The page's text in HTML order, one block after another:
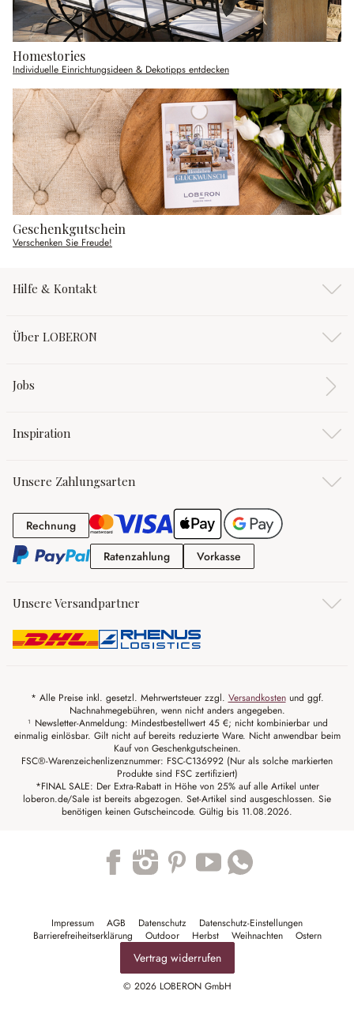
Homestories
Individuelle Einrichtungsideen & Dekotipps entdecken
Geschenkgutschein
Verschenken Sie Freude!
Hilfe & Kontakt
Über LOBERON
Jobs
Inspiration
Unsere Zahlungsarten
RechnungRechnung
RatenzahlungRatenzahlung
Vorkasse
Unsere Versandpartner
* Alle Preise inkl. gesetzl. Mehrwertsteuer zzgl. Versandkostenund ggf.
Nachnahmegebühren, wenn nicht anders angegeben.
¹ Newsletter-Anmeldung: Mindestbestellwert 45 €; nicht kombinierbar und
einmalig einlösbar. Gilt nicht auf bereits reduzierte Ware. Nicht anwendbar beim
Kauf von Geschenkgutscheinen.
FSC®-Warenzeichenlizenznummer: FSC-C136992 (Nur als solche markierten
Produkte sind FSC zertifiziert)
*FINAL SALE: Der Extra-Rabatt in Höhe von 25% auf alle Artikel unter
loberon.de/Sale ist bereits abgezogen. Set-Artikel sind ausgeschlossen. Sie
benötigen keinen Gutscheincode. Gültig bis 11.08.2026.
Impressum AGB Datenschutz
Datenschutz-Einstellungen
Barrierefreiheitserklärung
Outdoor Herbst Weihnachten Ostern
Vertrag widerrufen
© 2026 LOBERON GmbH